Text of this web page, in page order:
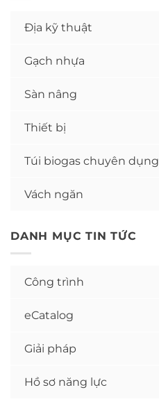
Địa kỹ thuật
Gạch nhựa
Sàn nâng
Thiết bị
Túi biogas chuyên dụng
Vách ngăn
DANH MỤC TIN TỨC
Công trình
eCatalog
Giải pháp
Hồ sơ năng lực